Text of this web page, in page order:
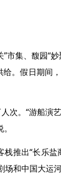
市集、馥园“
。假日期间
次。“游船演
推出“长乐盐
场和中国大运